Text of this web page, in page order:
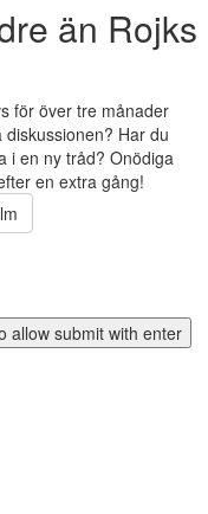
än Rojks
för över tre månader
Har du
i en ny tråd? Onödiga
en extra gång!